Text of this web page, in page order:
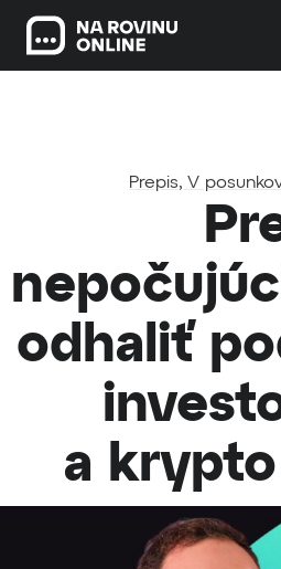
Prepis, V
odhaliť
a